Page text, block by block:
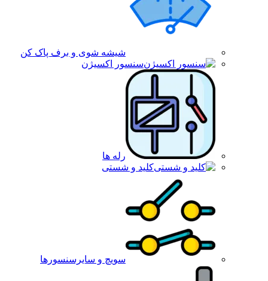
شیشه شوی و برف پاک کن
سنسور اکسیژن
رله ها
کلید و شستی
سویچ و سایرسنسورها